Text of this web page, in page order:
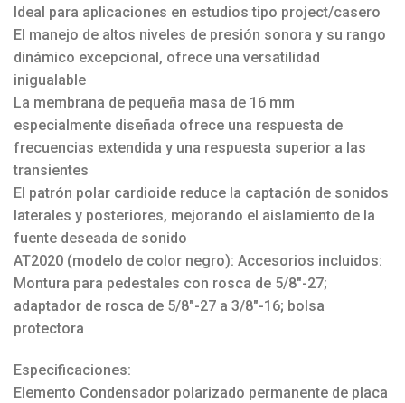
Ideal para aplicaciones en estudios tipo project/casero
El manejo de altos niveles de presión sonora y su rango
dinámico excepcional, ofrece una versatilidad
inigualable
La membrana de pequeña masa de 16 mm
especialmente diseñada ofrece una respuesta de
frecuencias extendida y una respuesta superior a las
transientes
El patrón polar cardioide reduce la captación de sonidos
laterales y posteriores, mejorando el aislamiento de la
fuente deseada de sonido
AT2020 (modelo de color negro): Accesorios incluidos:
Montura para pedestales con rosca de 5/8″-27;
adaptador de rosca de 5/8″-27 a 3/8″-16; bolsa
protectora
Especificaciones:
Elemento Condensador polarizado permanente de placa